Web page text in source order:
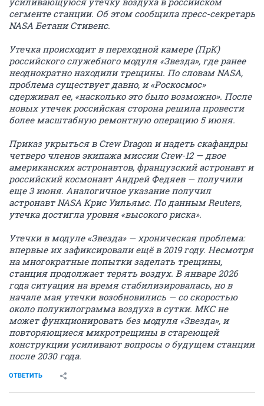
сегменте станции. Об этом сообщила пресс-секретарь
NASA Бетани Стивенс.
Утечка происходит в переходной камере (ПрК)
российского служебного модуля «Звезда», где ранее
неоднократно находили трещины. По словам NASA,
проблема существует давно, и «Роскосмос»
сдерживал ее, «насколько это было возможно». После
новых утечек российская сторона решила провести
более масштабную ремонтную операцию 5 июня.
Приказ укрыться в Crew Dragon и надеть скафандры
четверо членов экипажа миссии Crew-12 — двое
американских астронавтов, французский астронавт и
российский космонавт Андрей Федяев — получили
еще 3 июня. Аналогичное указание получил
астронавт NASA Крис Уильямс. По данным Reuters,
утечка достигла уровня «высокого риска».
Утечки в модуле «Звезда» — хроническая проблема:
впервые их зафиксировали ещё в 2019 году. Несмотря
на многократные попытки заделать трещины,
станция продолжает терять воздух. В январе 2026
года ситуация на время стабилизировалась, но в
начале мая утечки возобновились — со скоростью
около полукилограмма воздуха в сутки. МКС не
может функционировать без модуля «Звезда», и
повторяющиеся микротрещины в стареющей
конструкции усиливают вопросы о будущем станции
после 2030 года.
ОТВЕТИТЬ